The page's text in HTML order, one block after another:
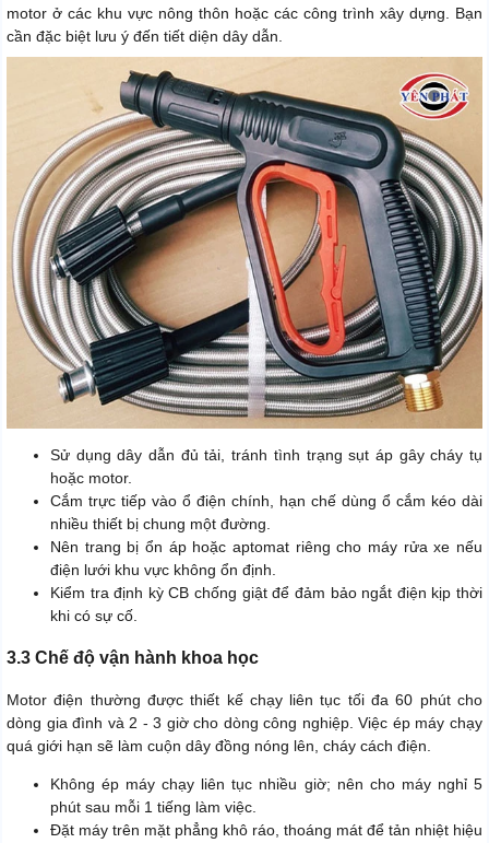
motor ở các khu vực nông thôn hoặc các công trình xây dựng. Bạn
cần đặc biệt lưu ý đến tiết diện dây dẫn.
Sử dụng dây dẫn đủ tải, tránh tình trạng sụt áp gây cháy tụ
hoặc motor.
Cắm trực tiếp vào ổ điện chính, hạn chế dùng ổ cắm kéo dài
nhiều thiết bị chung một đường.
Nên trang bị ổn áp hoặc aptomat riêng cho máy rửa xe nếu
điện lưới khu vực không ổn định.
Kiểm tra định kỳ CB chống giật để đảm bảo ngắt điện kịp thời
khi có sự cố.
3.3 Chế độ vận hành khoa học
Motor điện thường được thiết kế chạy liên tục tối đa 60 phút cho
dòng gia đình và 2 - 3 giờ cho dòng công nghiệp. Việc ép máy chạy
quá giới hạn sẽ làm cuộn dây đồng nóng lên, cháy cách điện.
Không ép máy chạy liên tục nhiều giờ; nên cho máy nghỉ 5
phút sau mỗi 1 tiếng làm việc.
Đặt máy trên mặt phẳng khô ráo, thoáng mát để tản nhiệt hiệu